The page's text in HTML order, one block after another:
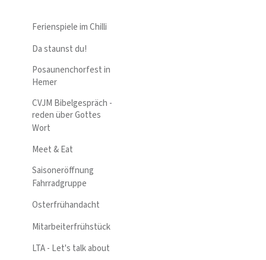
Ferienspiele im Chilli
Da staunst du!
Posaunenchorfest in
Hemer
CVJM Bibelgespräch -
reden über Gottes
Wort
Meet & Eat
Saisoneröffnung
Fahrradgruppe
Osterfrühandacht
Mitarbeiterfrühstück
LTA - Let's talk about